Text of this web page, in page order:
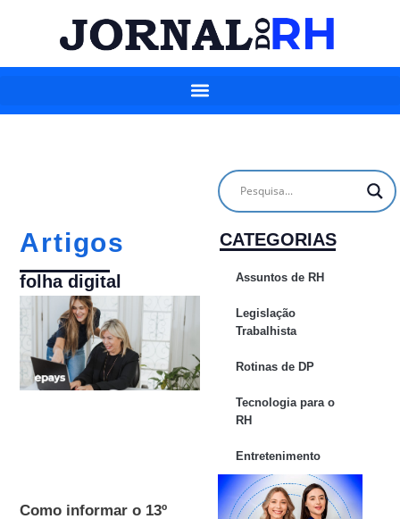
Artigos
folha digital
Como informar o 13º
CATEGORIAS
Assuntos de RH
Legislação
Trabalhista
Rotinas de DP
Tecnologia para o
RH
Entretenimento